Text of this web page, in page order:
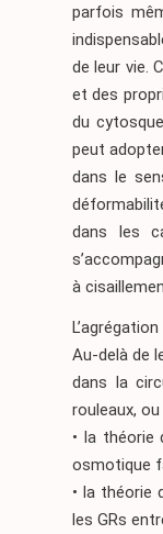
parfois
de leur vie.
et des
du
peut
dans le
dans les
à
Au-delà de
dans la
rouleaux,
• la théorie
osmotique
• la théorie
les GRs